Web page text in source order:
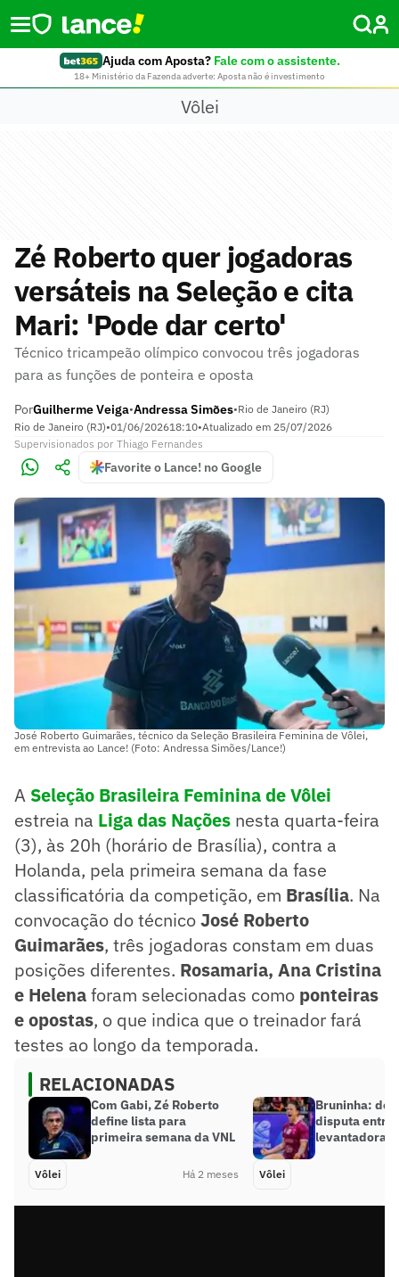
Ajuda com Aposta? Fale com o assistente.
18+ Ministério da Fazenda adverte: Aposta não é investimento
Vôlei
Zé Roberto quer jogadoras
versáteis na Seleção e cita
Mari: 'Pode dar certo'
Técnico tricampeão olímpico convocou três jogadoras
para as funções de ponteira e oposta
PorGuilherme Veiga•Andressa Simões•Rio de Janeiro (RJ)
Rio de Janeiro (RJ)•01/06/202618:10•Atualizado em 25/07/2026
Supervisionados por Thiago Fernandes
Favorite o Lance! no Google
José Roberto Guimarães, técnico da Seleção Brasileira Feminina de Vôlei,
em entrevista ao Lance! (Foto: Andressa Simões/Lance!)
A Seleção Brasileira Feminina de Vôlei
estreia na Liga das Nações nesta quarta-feira
(3), às 20h (horário de Brasília), contra a
Holanda, pela primeira semana da fase
classificatória da competição, em Brasília. Na
convocação do técnicoJosé Roberto
Guimarães, três jogadoras constam em duas
posições diferentes. Rosamaria, Ana Cristina
e Helenaforam selecionadas como ponteiras
e opostas, o que indica que o treinador fará
testes ao longo da temporada.
RELACIONADAS
Com Gabi, Zé Roberto
define lista para
primeira semana da VNL
Vôlei Há 2 meses
Bruninha: do
disputa entre
levantadoras
Vôlei